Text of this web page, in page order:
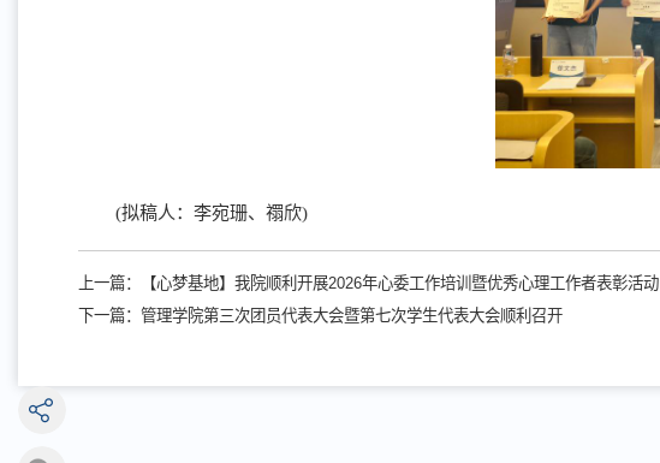
(拟稿人：李宛珊、禤欣)
上一篇：
【心梦基地】我院顺利开展2026年心委工作培训暨优秀心理工作者表彰活动
下一篇：管理学院第三次团员代表大会暨第七次学生代表大会顺利召开